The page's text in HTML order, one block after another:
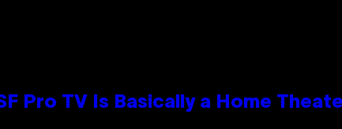
Pro TV Is Basically a Home